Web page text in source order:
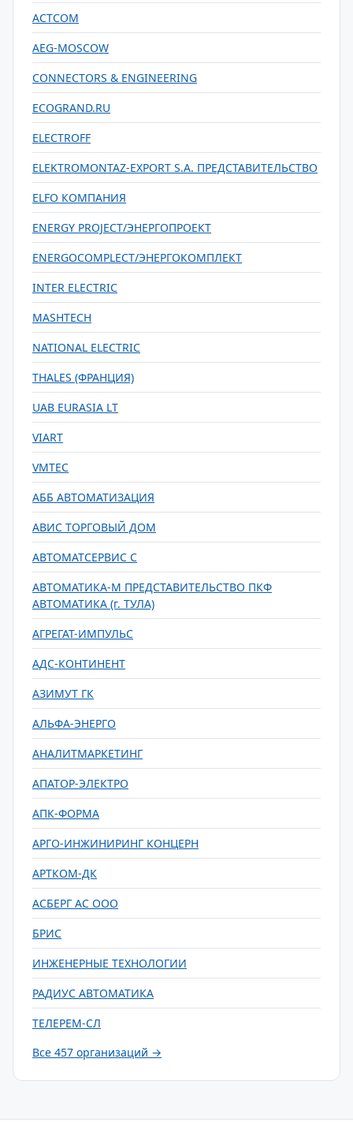
ACTCOM
AEG-MOSCOW
CONNECTORS & ENGINEERING
ECOGRAND.RU
ELECTROFF
ELEKTROMONTAZ-EXPORT S.A. ПРЕДСТАВИТЕЛЬСТВО
ELFO КОМПАНИЯ
ENERGY PROJECT/ЭНЕРГОПРОЕКТ
ENERGOCOMPLECT/ЭНЕРГОКОМПЛЕКТ
INTER ELECTRIC
MASHTECH
NATIONAL ELECTRIC
THALES (ФРАНЦИЯ)
UAB EURASIA LT
VIART
VMTEC
АББ АВТОМАТИЗАЦИЯ
АВИС ТОРГОВЫЙ ДОМ
АВТОМАТСЕРВИС С
АВТОМАТИКА-М ПРЕДСТАВИТЕЛЬСТВО ПКФ
АВТОМАТИКА (г. ТУЛА)
АГРЕГАТ-ИМПУЛЬС
АДС-КОНТИНЕНТ
АЗИМУТ ГК
АЛЬФА-ЭНЕРГО
АНАЛИТМАРКЕТИНГ
АПАТОР-ЭЛЕКТРО
АПК-ФОРМА
АРГО-ИНЖИНИРИНГ КОНЦЕРН
АРТКОМ-ДК
АСБЕРГ АС ООО
БРИС
ИНЖЕНЕРНЫЕ ТЕХНОЛОГИИ
РАДИУС АВТОМАТИКА
ТЕЛЕРЕМ-СЛ
Все 457 организаций →